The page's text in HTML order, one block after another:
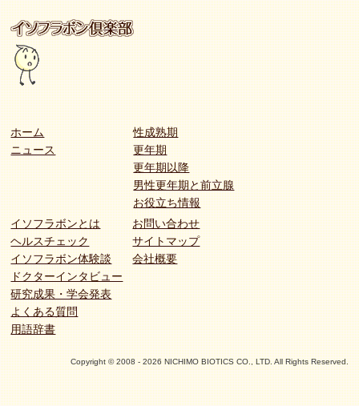
ホーム
ニュース
性成熟期
更年期
更年期以降
男性更年期と前立腺
お役立ち情報
イソフラボンとは
ヘルスチェック
イソフラボン体験談
ドクターインタビュー
研究成果・学会発表
よくある質問
用語辞書
お問い合わせ
サイトマップ
会社概要
Copyright © 2008 - 2026 NICHIMO BIOTICS CO., LTD. All Rights Reserved.